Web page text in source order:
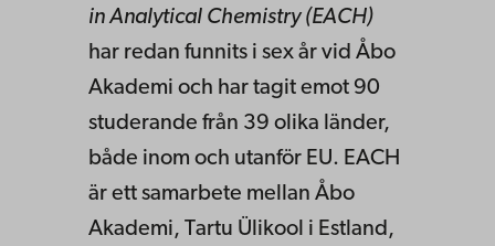
in Analytical Chemistry (EACH)
har redan funnits i sex år vid Åbo
Akademi och har tagit emot 90
studerande från 39 olika länder,
både inom och utanför EU. EACH
är ett samarbete mellan Åbo
Akademi, Tartu Ülikool i Estland,